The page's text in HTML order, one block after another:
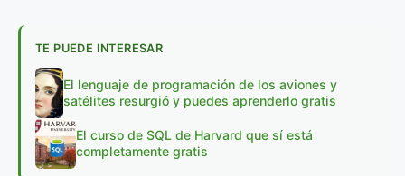
TE PUEDE INTERESAR
El lenguaje de programación de los aviones y
satélites resurgió y puedes aprenderlo gratis
El curso de SQL de Harvard que sí está
completamente gratis